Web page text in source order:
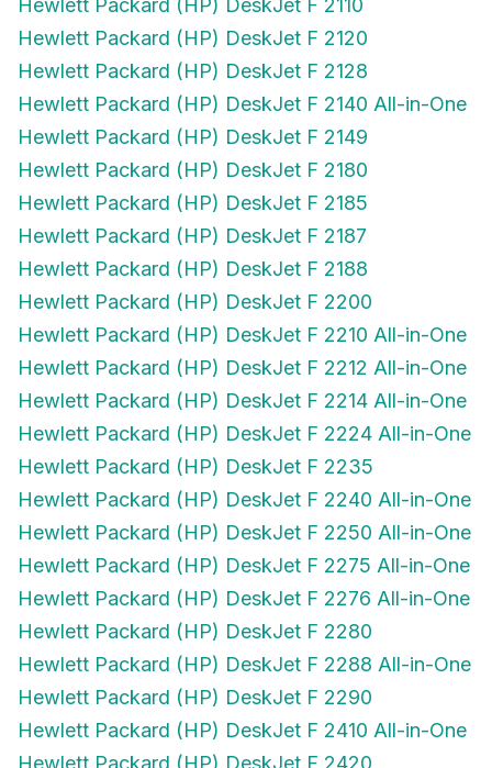
Hewlett Packard (HP) DeskJet F 2120
Hewlett Packard (HP) DeskJet F 2128
Hewlett Packard (HP) DeskJet F 2140 All-in-One
Hewlett Packard (HP) DeskJet F 2149
Hewlett Packard (HP) DeskJet F 2180
Hewlett Packard (HP) DeskJet F 2185
Hewlett Packard (HP) DeskJet F 2187
Hewlett Packard (HP) DeskJet F 2188
Hewlett Packard (HP) DeskJet F 2200
Hewlett Packard (HP) DeskJet F 2210 All-in-One
Hewlett Packard (HP) DeskJet F 2212 All-in-One
Hewlett Packard (HP) DeskJet F 2214 All-in-One
Hewlett Packard (HP) DeskJet F 2224 All-in-One
Hewlett Packard (HP) DeskJet F 2235
Hewlett Packard (HP) DeskJet F 2240 All-in-One
Hewlett Packard (HP) DeskJet F 2250 All-in-One
Hewlett Packard (HP) DeskJet F 2275 All-in-One
Hewlett Packard (HP) DeskJet F 2276 All-in-One
Hewlett Packard (HP) DeskJet F 2280
Hewlett Packard (HP) DeskJet F 2288 All-in-One
Hewlett Packard (HP) DeskJet F 2290
Hewlett Packard (HP) DeskJet F 2410 All-in-One
Hewlett Packard (HP) DeskJet F 2420